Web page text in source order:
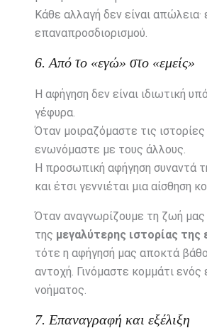
Κάθε αλλαγή δεν είναι απώλεια·
επαναπροσδιορισμού.
6. Από το «εγώ» στο «εμείς»
Η αφήγηση δεν είναι ιδιωτική
γέφυρα.
Όταν μοιραζόμαστε τις ιστορίες
ενωνόμαστε με τους άλλους.
Η προσωπική αφήγηση συναντά
και έτσι γεννιέται μια αίσθηση
Όταν αναγνωρίζουμε τη ζωή
της μεγαλύτερης ιστορίας της
τότε η αφήγησή μας αποκτά
αντοχή. Γινόμαστε κομμάτι ενός
νοήματος.
7. Επαναγραφή και εξέλιξη